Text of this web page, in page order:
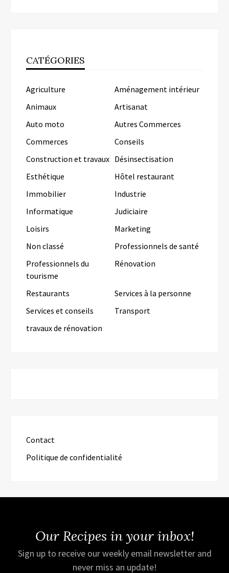
CATÉGORIES
Agriculture
Aménagement intérieur
Animaux
Artisanat
Auto moto
Autres Commerces
Commerces
Conseils
Construction et travaux Désinsectisation
Esthétique
Hôtel restaurant
Immobilier
Industrie
Informatique
Judiciaire
Loisirs
Marketing
Non classé
Professionnels de santé
Professionnels du
tourisme
Rénovation
Restaurants
Services à la personne
Services et conseils
Transport
travaux de rénovation
Contact
Politique de confidentialité
Our Recipes in your inbox!
Sign up to receive our weekly email newsletter and
never miss an update!